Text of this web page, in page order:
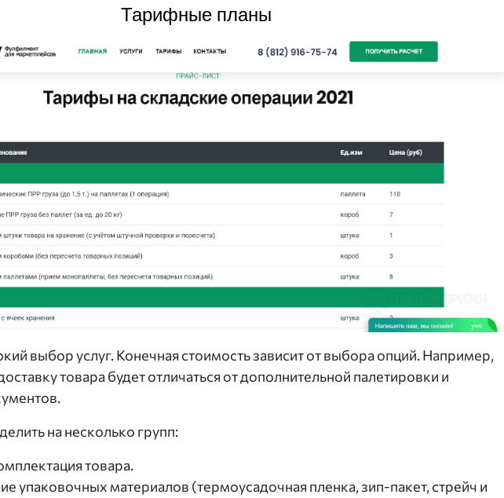
Тарифные планы
выбор услуг. Конечная стоимость зависит от выбора опций. Например,
товара будет отличаться от дополнительной палетировки и
на несколько групп:
товара.
упаковочных материалов (термоусадочная пленка, зип-пакет, стрейч и